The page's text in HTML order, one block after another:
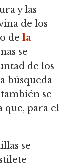
y las
de los
de la
se
de los
búsqueda
se
que, para el
se